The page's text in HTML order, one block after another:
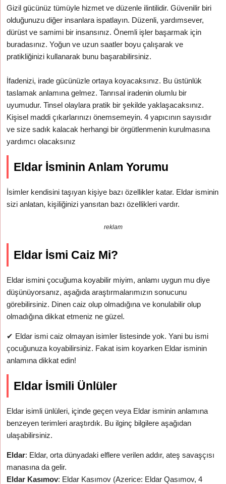
Gizil gücünüz tümüyle hizmet ve düzenle ilintilidir. Güvenilir biri
olduğunuzu diğer insanlara ispatlayın. Düzenli, yardımsever,
dürüst ve samimi bir insansınız. Önemli işler başarmak için
buradasınız. Yoğun ve uzun saatler boyu çalışarak ve
pratikliğinizi kullanarak bunu başarabilirsiniz.
İfadenizi, irade gücünüzle ortaya koyacaksınız. Bu üstünlük
taslamak anlamına gelmez. Tanrısal iradenin olumlu bir
uyumudur. Tinsel olaylara pratik bir şekilde yaklaşacaksınız.
Kişisel maddi çıkarlarınızı önemsemeyin. 4 yapıcının sayısıdır
ve size sadık kalacak herhangi bir örgütlenmenin kurulmasına
yardımcı olacaksınız
Eldar İsminin Anlam Yorumu
İsimler kendisini taşıyan kişiye bazı özellikler katar. Eldar isminin
sizi anlatan, kişiliğinizi yansıtan bazı özellikleri vardır.
reklam
Eldar İsmi Caiz Mi?
Eldar ismini çocuğuma koyabilir miyim, anlamı uygun mu diye
düşünüyorsanız, aşağıda araştırmalarımızın sonucunu
görebilirsiniz. Dinen caiz olup olmadığına ve konulabilir olup
olmadığına dikkat etmeniz ne güzel.
✔ Eldar ismi caiz olmayan isimler listesinde yok. Yani bu ismi
çocuğunuza koyabilirsiniz. Fakat isim koyarken Eldar isminin
anlamına dikkat edin!
Eldar İsmili Ünlüler
Eldar isimli ünlüleri, içinde geçen veya Eldar isminin anlamına
benzeyen terimleri araştırdık. Bu ilginç bilgilere aşağıdan
ulaşabilirsiniz.
Eldar: Eldar, orta dünyadaki elflere verilen addır, ateş savaşçısı
manasına da gelir.
Eldar Kasımov: Eldar Kasımov (Azerice: Eldar Qasımov, 4